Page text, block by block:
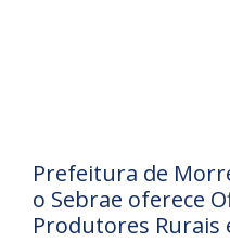
Prefeitura de
o Sebrae oferece
Produtores